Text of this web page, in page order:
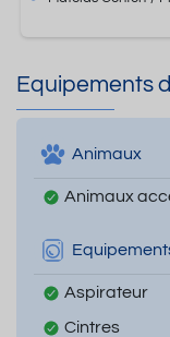
Equipements
Animaux
Animaux
Aspirateur
Cintres